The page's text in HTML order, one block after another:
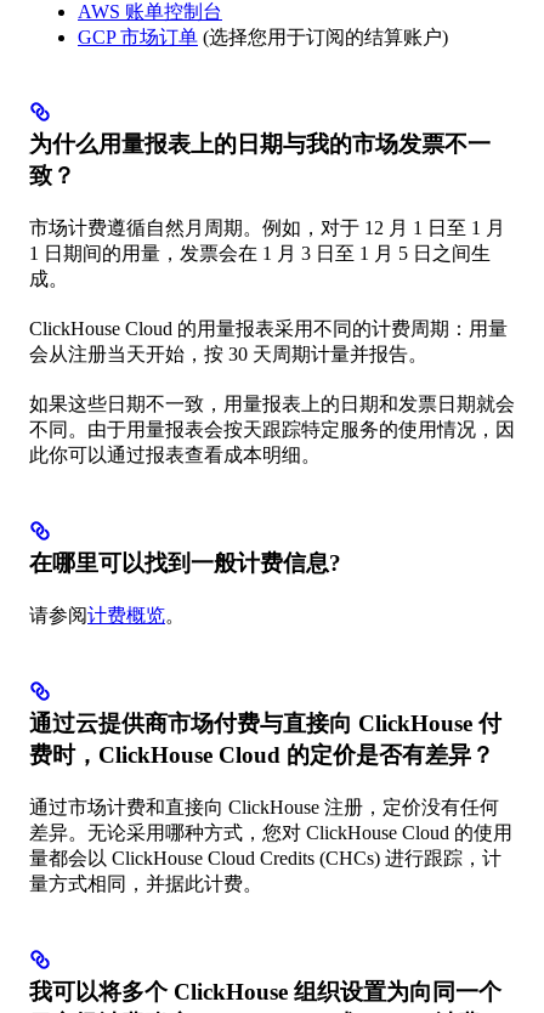
AWS 账单控制台
GCP 市场订单 (选择您用于订阅的结算账户)
为什么用量报表上的日期与我的市场发票不一
致？​
市场计费遵循自然月周期。例如，对于 12 月 1 日至 1 月
1 日期间的用量，发票会在 1 月 3 日至 1 月 5 日之间生
成。
ClickHouse Cloud 的用量报表采用不同的计费周期：用量
会从注册当天开始，按 30 天周期计量并报告。
如果这些日期不一致，用量报表上的日期和发票日期就会
不同。由于用量报表会按天跟踪特定服务的使用情况，因
此你可以通过报表查看成本明细。
在哪里可以找到一般计费信息​?
请参阅计费概览。
通过云提供商市场付费与直接向 ClickHouse 付
费时，ClickHouse Cloud 的定价是否有差异？
通过市场计费和直接向 ClickHouse 注册，定价没有任何
差异。无论采用哪种方式，您对 ClickHouse Cloud 的使用
量都会以 ClickHouse Cloud Credits (CHCs) 进行跟踪，计
量方式相同，并据此计费。
我可以将多个 ClickHouse 组织设置为向同一个